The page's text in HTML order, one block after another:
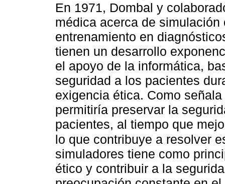
En 1971, Dombal y
médica acerca de
entrenamiento en
tienen un desarrollo
el apoyo de la informática,
seguridad a los pacientes
exigencia ética. Como
permitiría preservar la
pacientes, al tiempo que
lo que contribuye a resolver
simuladores tiene como
ético y contribuir a la